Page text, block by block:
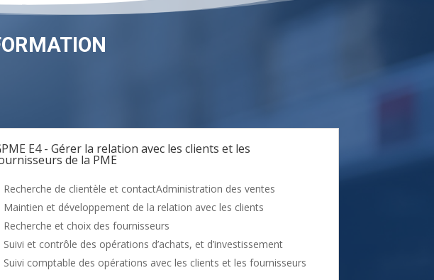
E4 - Gérer la relation avec les clients et les
de la PME
Recherche de clientèle et contactAdministration des ventes
Maintien et développement de la relation avec les clients
Recherche et choix des fournisseurs
Suivi et contrôle des opérations d’achats, et d’investissement
Suivi comptable des opérations avec les clients et les fournisseurs